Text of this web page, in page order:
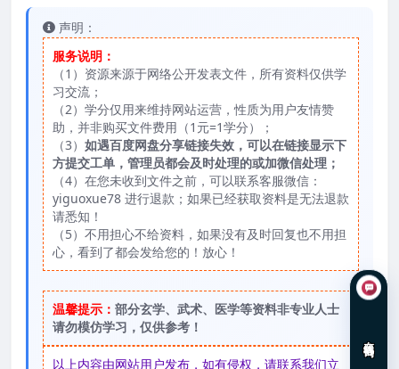
声明：
服务说明：
（1）资源来源于网络公开发表文件，所有资料仅供学
习交流；
（2）学分仅用来维持网站运营，性质为用户友情赞
助，并非购买文件费用（1元=1学分）；
（3） 如遇百度网盘分享链接失效，可以在链接显示下
方提交工单，管理员都会及时处理的或加微信处理；
（4）在您未收到文件之前，可以联系客服微信：
yiguoxue78 进行退款；如果已经获取资料是无法退款
请悉知！
（5）不用担心不给资料，如果没有及时回复也不用担
心，看到了都会发给您的！放心！
温馨提示： 部分玄学、武术、医学等资料非专业人士
请勿模仿学习，仅供参考！
以上内容由网站用户发布，如有侵权，请联系我们立